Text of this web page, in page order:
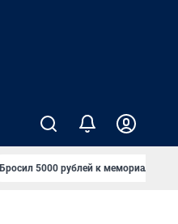
Бросил 5000 рублей к мемориалу